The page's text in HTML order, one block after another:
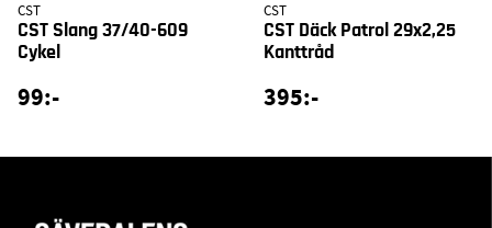
CST
CST Slang 37/40-609
Cykel
99:-
CST
CST Däck Patrol 29x2,25
Kanttråd
395:-